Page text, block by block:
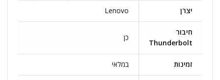
יצרן Lenovo
חיבור
Thunderbolt
כן
זמינות במלאי